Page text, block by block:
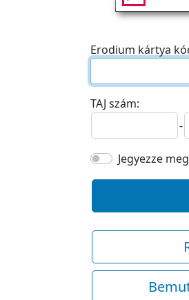
Erodium kártya
TAJ szám:
-
Jegyezze